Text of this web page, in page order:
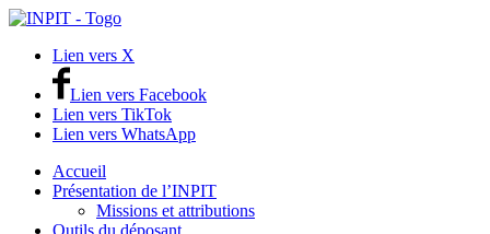
Lien vers X
Lien vers Facebook
Lien vers TikTok
Lien vers WhatsApp
Accueil
Présentation de l’INPIT
Missions et attributions
Outils du déposant